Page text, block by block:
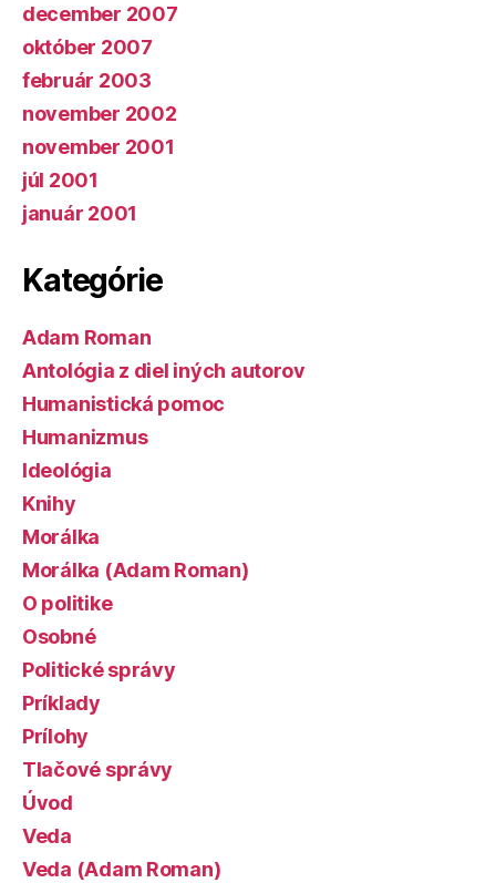
december 2007
október 2007
február 2003
november 2002
november 2001
júl 2001
január 2001
Kategórie
Adam Roman
Antológia z diel iných autorov
Humanistická pomoc
Humanizmus
Ideológia
Knihy
Morálka
Morálka (Adam Roman)
O politike
Osobné
Politické správy
Príklady
Prílohy
Tlačové správy
Úvod
Veda
Veda (Adam Roman)